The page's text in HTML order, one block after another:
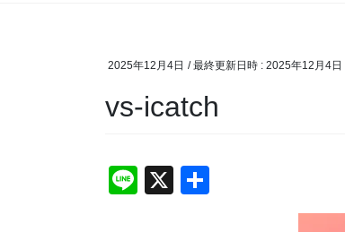
2025年12月4日 / 最終更新日時 : 2025年12月4日
vs-icatch
Li
X